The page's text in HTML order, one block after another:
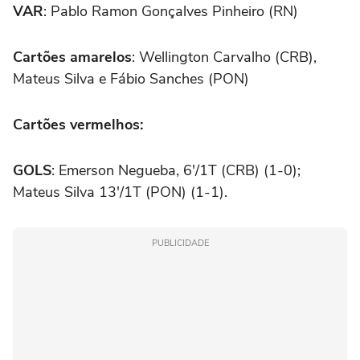
VAR: Pablo Ramon Gonçalves Pinheiro (RN)
Cartões amarelos: Wellington Carvalho (CRB),
Mateus Silva e Fábio Sanches (PON)
Cartões vermelhos:
GOLS: Emerson Negueba, 6'/1T (CRB) (1-0);
Mateus Silva 13'/1T (PON) (1-1).
PUBLICIDADE